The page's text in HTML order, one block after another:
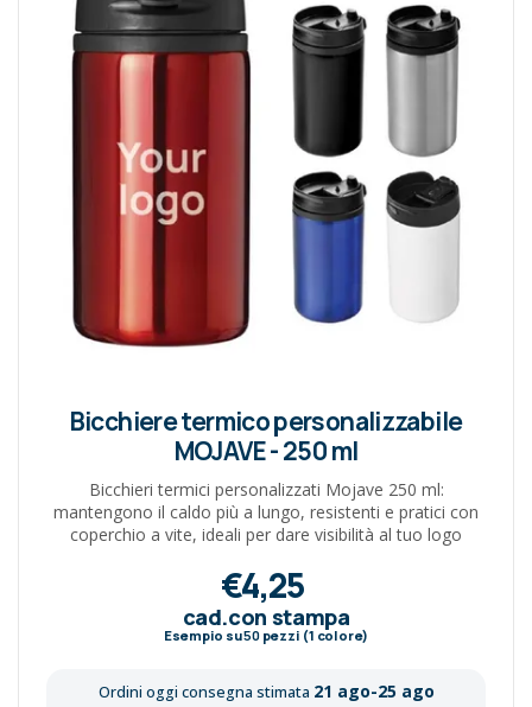
Bicchiere termico personalizzabile
MOJAVE - 250 ml
Bicchieri termici personalizzati Mojave 250 ml:
mantengono il caldo più a lungo, resistenti e pratici con
coperchio a vite, ideali per dare visibilità al tuo logo
€4,25
cad.con stampa
Esempio su50pezzi (1 colore)
Ordini oggi consegna stimata 21 ago-25 ago